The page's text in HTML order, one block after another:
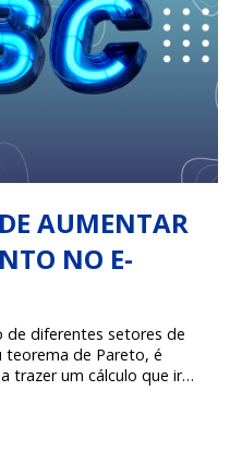
AUMENTAR
NO E-
de diferentes setores de
teorema de Pareto, é
trazer um cálculo que irá